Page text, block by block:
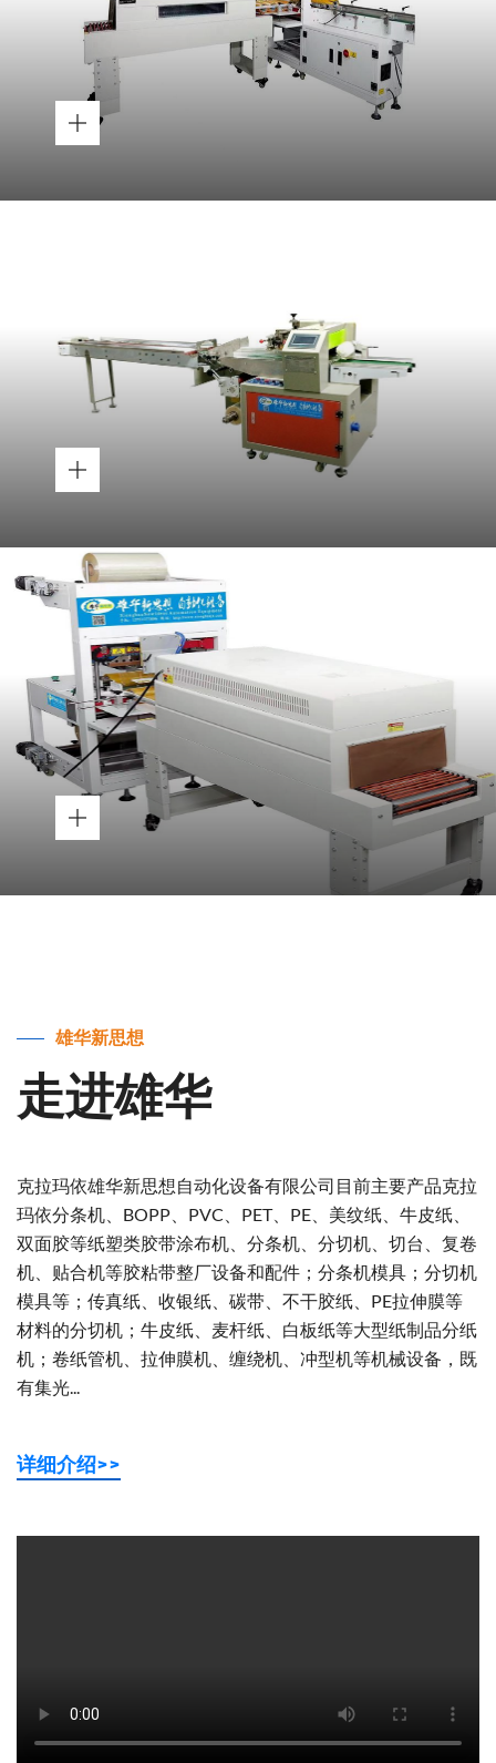
雄华新思想
走进雄华
克拉玛依雄华新思想自动化设备有限公司目前主要产品克拉
玛依分条机、BOPP、PVC、PET、PE、美纹纸、牛皮纸、
双面胶等纸塑类胶带涂布机、分条机、分切机、切台、复卷
机、贴合机等胶粘带整厂设备和配件；分条机模具；分切机
模具等；传真纸、收银纸、碳带、不干胶纸、PE拉伸膜等
材料的分切机；牛皮纸、麦杆纸、白板纸等大型纸制品分纸
机；卷纸管机、拉伸膜机、缠绕机、冲型机等机械设备，既
有集光...
详细介绍>>